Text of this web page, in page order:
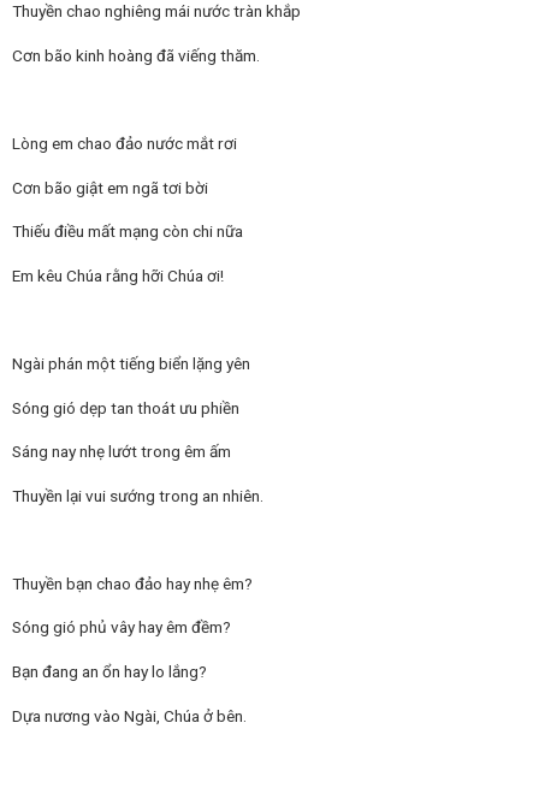
Thuyền chao nghiêng mái nước tràn khắp
Cơn bão kinh hoàng đã viếng thăm.
Lòng em chao đảo nước mắt rơi
Cơn bão giật em ngã tơi bời
Thiếu điều mất mạng còn chi nữa
Em kêu Chúa rằng hỡi Chúa ơi!
Ngài phán một tiếng biển lặng yên
Sóng gió dẹp tan thoát ưu phiền
Sáng nay nhẹ lướt trong êm ấm
Thuyền lại vui sướng trong an nhiên.
Thuyền bạn chao đảo hay nhẹ êm?
Sóng gió phủ vây hay êm đềm?
Bạn đang an ổn hay lo lắng?
Dựa nương vào Ngài, Chúa ở bên.